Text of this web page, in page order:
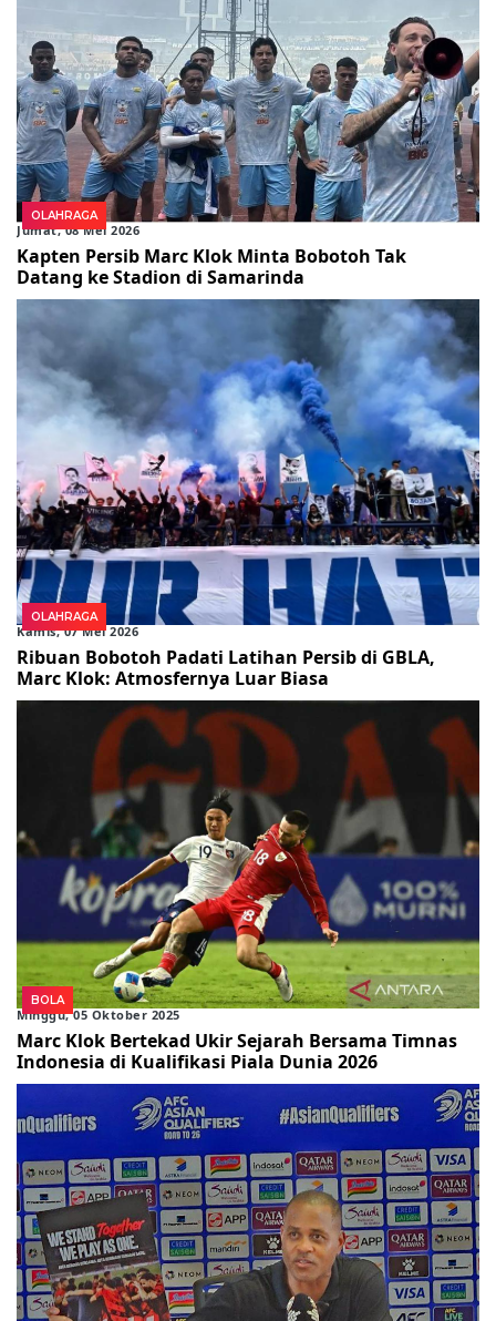
OLAHRAGA
Jumat, 08 Mei 2026
Kapten Persib Marc Klok Minta Bobotoh Tak
Datang ke Stadion di Samarinda
OLAHRAGA
Kamis, 07 Mei 2026
Ribuan Bobotoh Padati Latihan Persib di GBLA,
Marc Klok: Atmosfernya Luar Biasa
BOLA
Minggu, 05 Oktober 2025
Marc Klok Bertekad Ukir Sejarah Bersama Timnas
Indonesia di Kualifikasi Piala Dunia 2026